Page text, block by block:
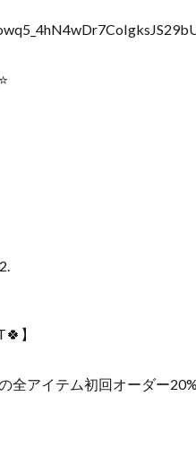
】
全アイテム初回オーダー20%